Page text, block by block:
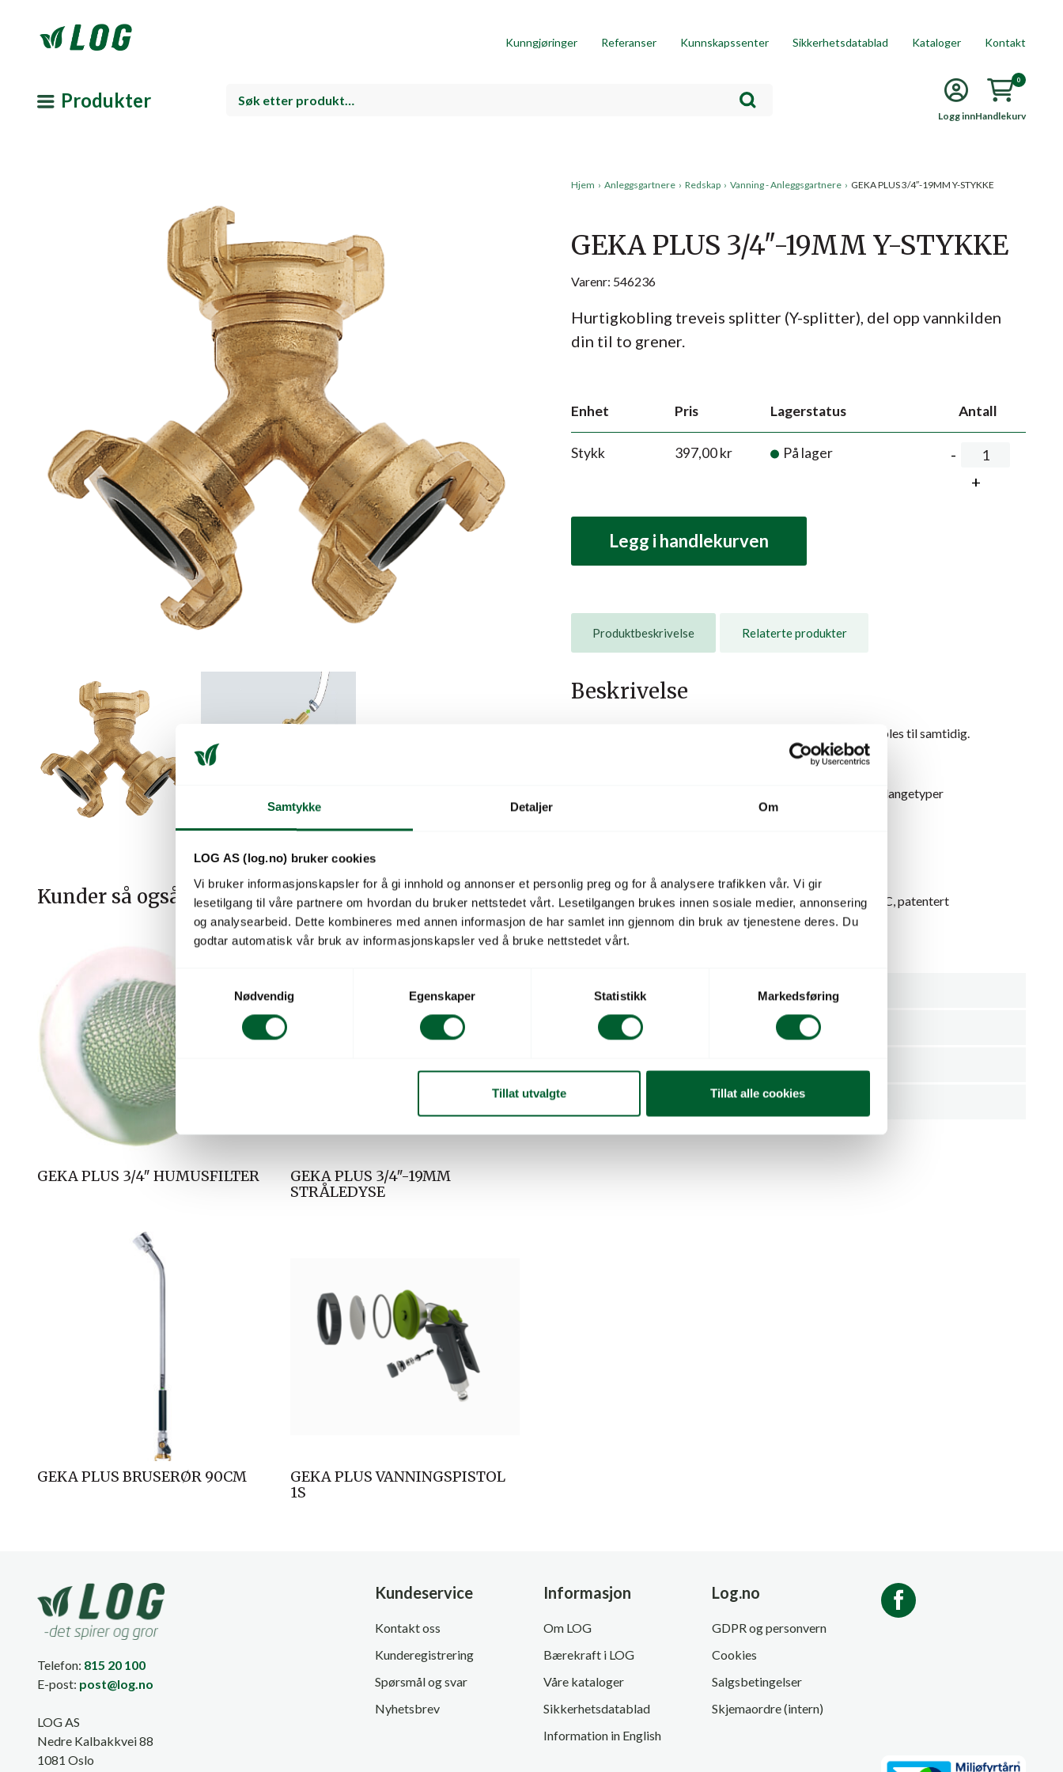
Samtykke Detaljer Om
LOG AS (log.no) bruker cookies
Vi bruker informasjonskapsler for å gi innhold og annonser et personlig preg og for å analysere trafikken vår. Vi gir
lesetilgang til våre partnere om hvordan du bruker nettstedet vårt. Lesetilgangen brukes innen sosiale medier, annonsering
og analysearbeid. Dette kombineres med annen informasjon de har samlet inn gjennom din bruk av tjenestene deres. Du
godtar automatisk vår bruk av informasjonskapsler ved å bruke nettstedet vårt.
a
m
t
y
k
k
v
Nødvendig Egenskaper Statistikk Markedsføring
Tillat utvalgte Tillat alle cookies
Kunngjøringer Referanser Kunnskapssenter Sikkerhetsdatablad Kataloger Kontakt
Produkter
Logg innHandlekurv
0
Kunder så også på
GEKA PLUS 3/4″ HUMUSFILTER
GEKA PLUS 3/4″-19MM
STRÅLEDYSE
GEKA PLUS BRUSERØR 90CM
GEKA PLUS VANNINGSPISTOL
1S
Hjem › Anleggsgartnere › Redskap › Vanning - Anleggsgartnere › GEKA PLUS 3/4″-19MM Y-STYKKE
GEKA PLUS 3/4″-19MM Y-STYKKE
Varenr: 546236
Hurtigkobling treveis splitter (Y-splitter), del opp vannkilden
din til to grener.
Enhet Pris Lagerstatus Antall
Stykk 397,00kr På lager
Legg i handlekurven
Produktbeskrivelse Relaterte produkter
Beskrivelse
Med GEKA® Plus Y-branch Connector kan tre slanger kobles til samtidig.
Vanntilførselen fra én slange kan raskt og enkelt deles.
Kompatibel med alle vanlige tilkoblingssystemer og 3/4¨ slangetyper
Materiale: Messing CW617N
Tetning: Som standard med GEKA plus formet tetning 300C, patentert
Temperaturområde: Omtrent -10 °C til +90 °C
Tilkobling: GEKA® plus hurtigkoblinger, fastmontert
Serie Geka
Bruk Koblinger
Leverandørs varenummer 33.3341
Telefon: 815 20 100
E-post: post@log.no
LOG AS
Nedre Kalbakkvei 88
1081 Oslo
Kundeservice
Kontakt oss
Kunderegistrering
Spørsmål og svar
Nyhetsbrev
Informasjon
Om LOG
Bærekraft i LOG
Våre kataloger
Sikkerhetsdatablad
Information in English
Log.no
GDPR og personvern
Cookies
Salgsbetingelser
Skjemaordre (intern)